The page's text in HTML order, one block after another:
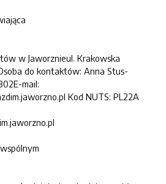
w Jaworznieul. Krakowska
do kontaktów: Anna Stus-
mail:
Kod NUTS: PL22A